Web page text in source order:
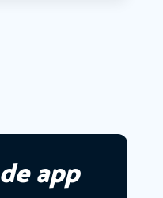
de app